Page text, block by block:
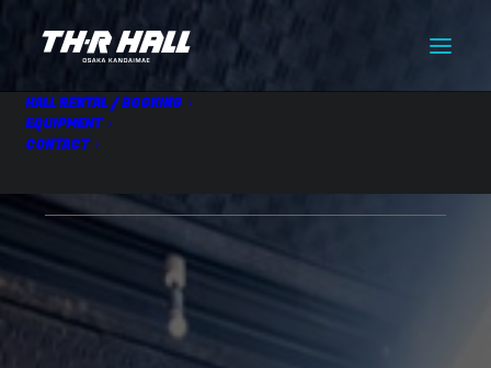
HALL RENTAL / BOOKING
EQUIPMENT
CONTACT